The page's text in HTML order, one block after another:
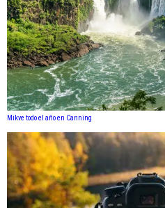
Mikve todo el año en Canning